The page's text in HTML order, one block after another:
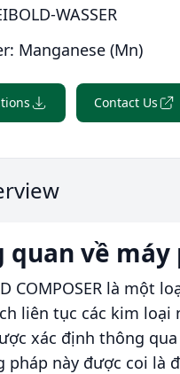
WASSER
Manganese (Mn)
Contact Us
quan về máy
COMPOSER là một
liên tục các kim
xác định thông
pháp này được coi là